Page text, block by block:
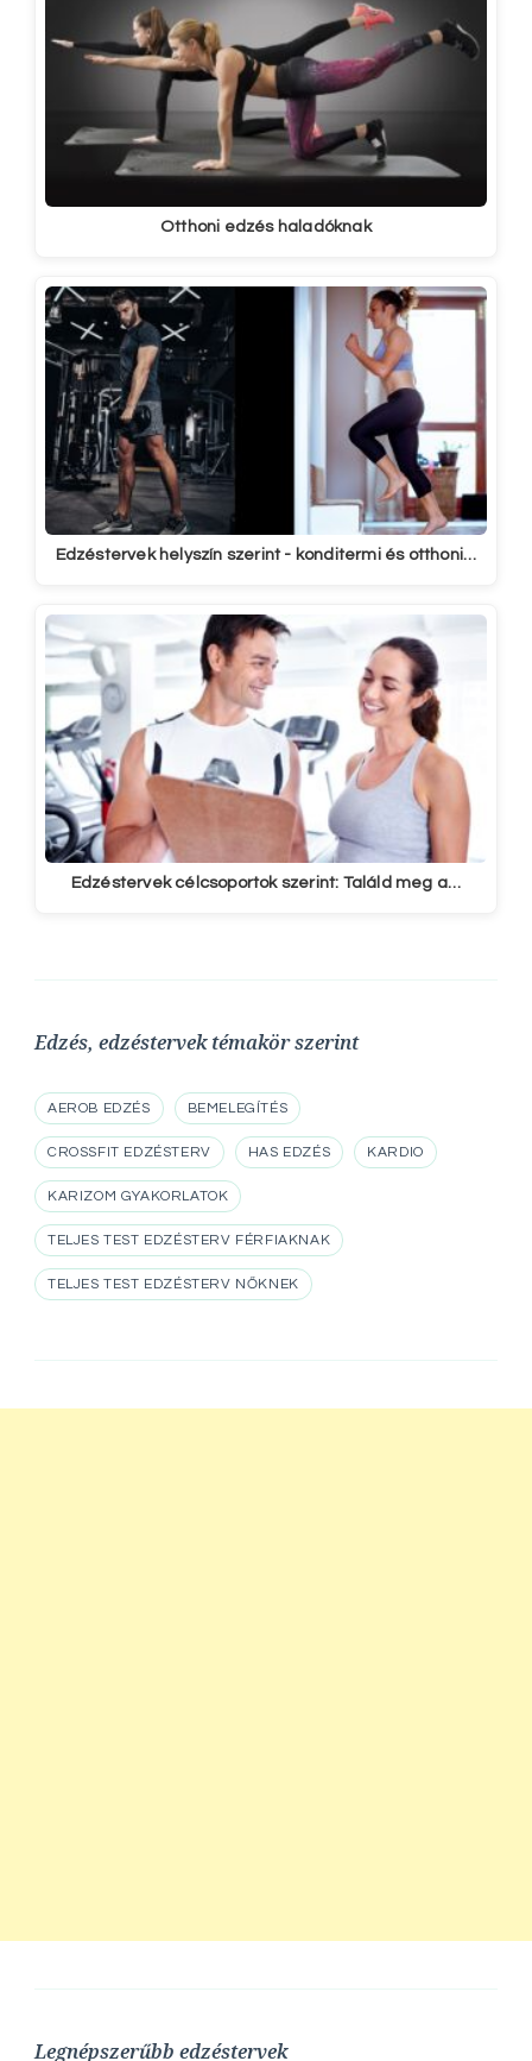
Otthoni edzés haladóknak
Edzéstervek helyszín szerint - konditermi és otthoni…
Edzéstervek célcsoportok szerint: Találd meg a…
Edzés, edzéstervek témakör szerint
AEROB EDZÉS BEMELEGÍTÉS
CROSSFIT EDZÉSTERV HAS EDZÉS KARDIO
KARIZOM GYAKORLATOK
TELJES TEST EDZÉSTERV FÉRFIAKNAK
TELJES TEST EDZÉSTERV NŐKNEK
Legnépszerűbb edzéstervek